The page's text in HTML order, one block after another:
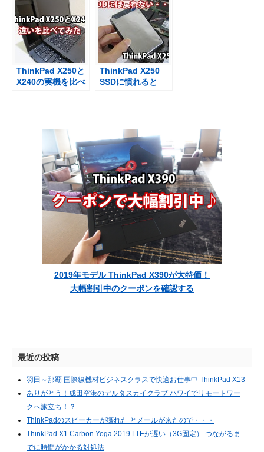
ト動画】
が・・・
ThinkPad X250と
X240の実機を比べ
ThinkPad X250
SSDに慣れると
2019年モデル ThinkPad X390が大特価！
大幅割引中のクーポンを確認する
最近の投稿
羽田～那覇 国際線機材ビジネスクラスで快適お仕事中 ThinkPad X13
ありがとう！成田空港のデルタスカイクラブ ハワイでリモートワー
クへ旅立ち！？
ThinkPadのスピーカーが壊れた とメールが来たので・・・
ThinkPad X1 Carbon Yoga 2019 LTEが遅い（3G固定） つながるま
でに時間がかかる対処法